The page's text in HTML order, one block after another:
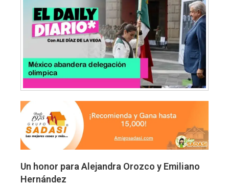
Un honor para Alejandra Orozco y Emiliano
Hernández